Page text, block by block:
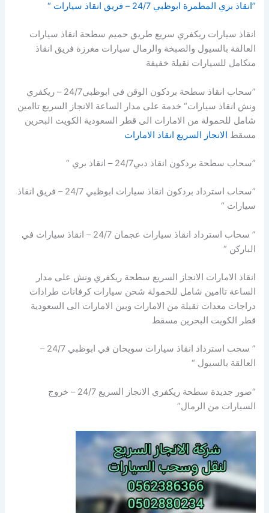
”انقاذ بري المطمرة ابوظبي 24/7 – فريق انقاذ سيارات “
انقاذ سيارات ريكفري سريع طريق حميم سطحة انقاذ سيارات
العالقة بالسيول والصبخة والرمال سيارات مغرزة فريق انقاذ
متكامل للسيارات ثقيلة خفيفة
”سحاب انقاذ سطحة بردكون الوقن في ابوظبي24/7 – ريكفري
ونش انقاذ سيارات“ خدمة على مدار الساعة الانجاز السريع تاامين
شامل للحمولة من الامارات الى قطر السعودية الكويت البحرين
مسقط الانجاز السريع انقاذ الامارات
”سحاب سطحة بردكون انقاذ دبي24/7 – انقاذ بري “
”سحاب استرداد بردكون انقاذ سيارات ابوظبي 24/7 – فريق انقاذ
سيارات “
” سحاب استرداد انقاذ سيارات عجمان 24/7 – انقاذ سيارات في
الباركن “
انقاذ الامارات الانجاز السريع سطحة ريكفري ونش على مدار
الساعة تاامين شامل للحمولة شحن سيارات كرفانات طرادات
دراجات معدات ثقيلة من الامارات وبين الامارات الى السعودية
قطر الكويت البحرين مسقط
” سحب استرداد انقاذ سيارات سويحان في ابوظبي 24/7 –
العالقة بالسيول “
“صور جديدة سطحة ريكفري الانجاز السريع 24/7 – خروج
السيارات من الرمال”